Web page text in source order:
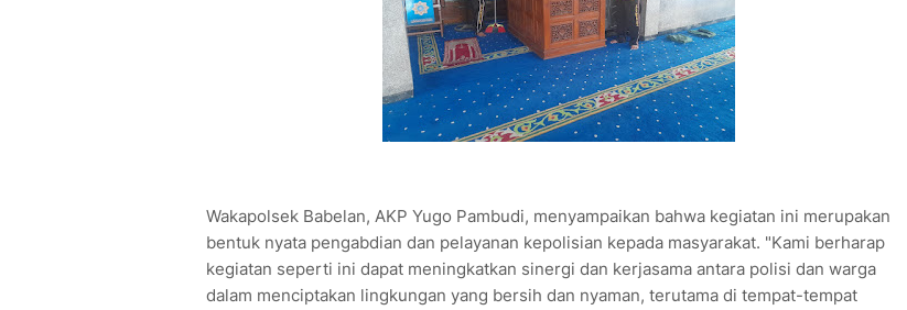
Wakapolsek Babelan, AKP Yugo Pambudi, menyampaikan bahwa kegiatan ini merupakan
bentuk nyata pengabdian dan pelayanan kepolisian kepada masyarakat. "Kami berharap
kegiatan seperti ini dapat meningkatkan sinergi dan kerjasama antara polisi dan warga
dalam menciptakan lingkungan yang bersih dan nyaman, terutama di tempat-tempat